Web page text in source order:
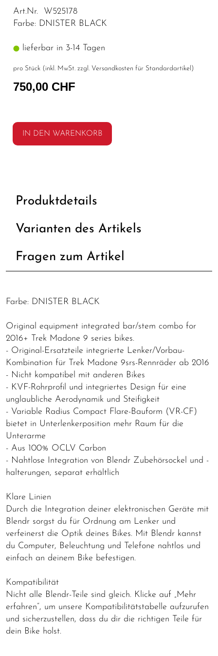
Art.Nr. W525178
Farbe: DNISTER BLACK
lieferbar in 3-14 Tagen
pro Stück (inkl. MwSt. zzgl. Versandkosten für Standardartikel )
750,00 CHF
IN DEN WARENKORB
Produktdetails
Varianten des Artikels
Fragen zum Artikel
Farbe: DNISTER BLACK
Original equipment integrated bar/stem combo for
2016+ Trek Madone 9 series bikes.
- Original-Ersatzteile integrierte Lenker/Vorbau-
Kombination für Trek Madone 9srs-Rennräder ab 2016
- Nicht kompatibel mit anderen Bikes
- KVF-Rohrprofil und integriertes Design für eine
unglaubliche Aerodynamik und Steifigkeit
- Variable Radius Compact Flare-Bauform (VR-CF)
bietet in Unterlenkerposition mehr Raum für die
Unterarme
- Aus 100% OCLV Carbon
- Nahtlose Integration von Blendr Zubehörsockel und -
halterungen, separat erhältlich
Klare Linien
Durch die Integration deiner elektronischen Geräte mit
Blendr sorgst du für Ordnung am Lenker und
verfeinerst die Optik deines Bikes. Mit Blendr kannst
du Computer, Beleuchtung und Telefone nahtlos und
einfach an deinem Bike befestigen.
Kompatibilität
Nicht alle Blendr-Teile sind gleich. Klicke auf „Mehr
erfahren“, um unsere Kompatibilitätstabelle aufzurufen
und sicherzustellen, dass du dir die richtigen Teile für
dein Bike holst.